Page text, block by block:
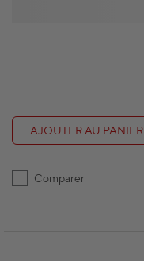
AJOUTER AU PANIER
Comparer